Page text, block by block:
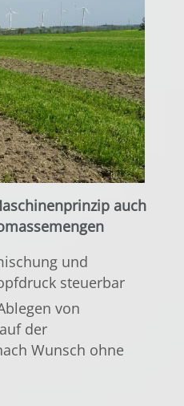
auch
und
steuerbar
von
der
Wunsch ohne